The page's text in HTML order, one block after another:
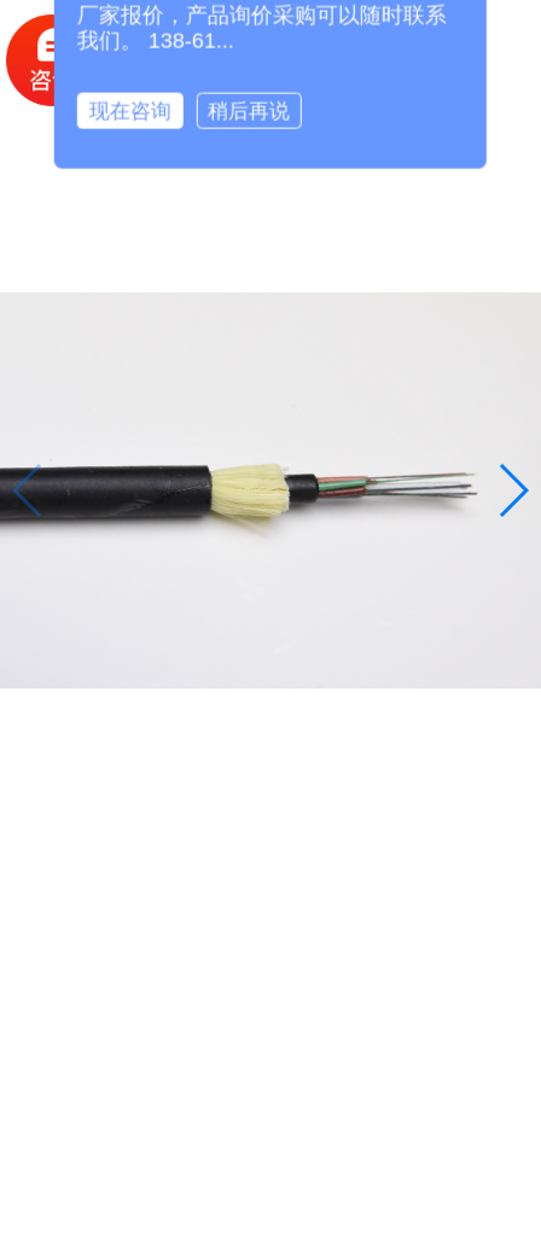
厂家报价，产品询价采购可以随时联系
我们。 138-61...
现在咨询 稍后再说